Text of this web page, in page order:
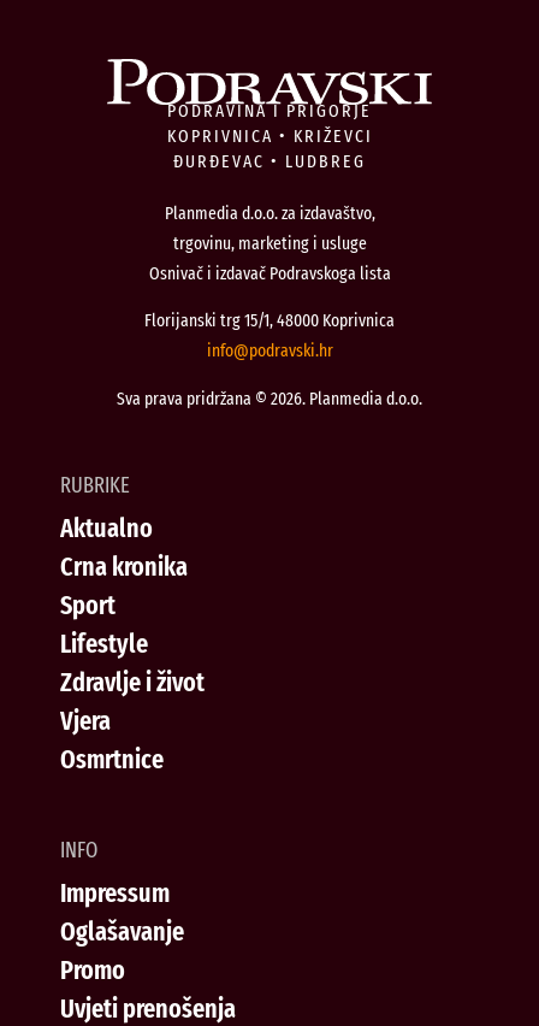
PODRAVINA I PRIGORJE
KOPRIVNICA • KRIŽEVCI
ĐURĐEVAC • LUDBREG
Planmedia d.o.o. za izdavaštvo,
trgovinu, marketing i usluge
Osnivač i izdavač Podravskoga lista
Florijanski trg 15/1, 48000 Koprivnica
rh.iksvardop
@ofni
Sva prava pridržana © 2026. Planmedia d.o.o.
RUBRIKE
Aktualno
Crna kronika
Sport
Lifestyle
Zdravlje i život
Vjera
Osmrtnice
INFO
Impressum
Oglašavanje
Promo
Uvjeti prenošenja